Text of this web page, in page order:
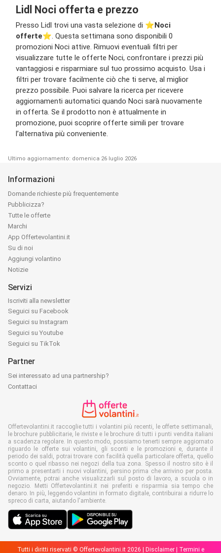
Lidl Noci offerta e prezzo
Presso Lidl trovi una vasta selezione di ⭐️Noci
offerte⭐️. Questa settimana sono disponibili 0
promozioni Noci attive. Rimuovi eventuali filtri per
visualizzare tutte le offerte Noci, confrontare i prezzi più
vantaggiosi e risparmiare sul tuo prossimo acquisto. Usa i
filtri per trovare facilmente ciò che ti serve, al miglior
prezzo possibile. Puoi salvare la ricerca per ricevere
aggiornamenti automatici quando Noci sarà nuovamente
in offerta. Se il prodotto non è attualmente in
promozione, puoi scoprire offerte simili per trovare
l’alternativa più conveniente.
Ultimo aggiornamento: domenica 26 luglio 2026
Informazioni
Domande richieste più frequentemente
Pubblicizza?
Tutte le offerte
Marchi
App Offertevolantini.it
Su di noi
Aggiungi volantino
Notizie
Servizi
Iscriviti alla newsletter
Seguici su Facebook
Seguici su Instagram
Seguici su Youtube
Seguici su TikTok
Partner
Sei interessato ad una partnership?
Contattaci
Offertevolantini.it raccoglie tutti i volantini più recenti, le offerte settimanali,
le brochure pubblicitarie, le riviste e le brochure di tutti i punti vendita italiani
a scadenza regolare. In questo modo, possiamo tenerti sempre aggiornato
riguardo le offerte sui volantini, gli sconti e le promozioni e, durante il
periodo dei saldi, potrai trovare con facilità quella particolare offerta, quello
sconto o quel ribasso nei negozi della tua zona. Spesso il nostro sito è il
primo a presentarti i nuovi volantini, persino prima che arrivino per posta.
Ovviamente, potrai anche visualizzarli sul posto di lavoro, a scuola o in
negozio. Metti Offertevolantini.it nei preferiti e risparmia sia tempo che
denaro. In più, leggendo volantini in formato digitale, contribuirai a ridurre lo
spreco di carta, aiutando l'ambiente.
Tutti i diritti riservati © Offertevolantini.it 2026 | Disclaimer| Termini e